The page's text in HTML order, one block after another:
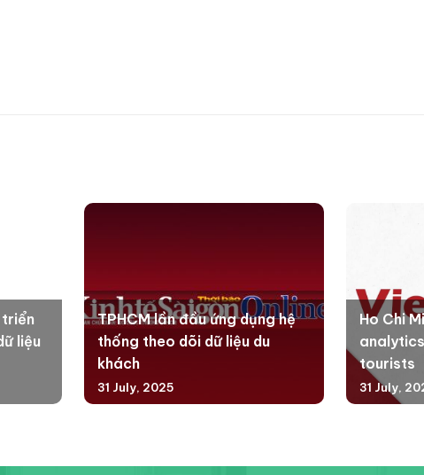
triển
liệu
TPHCM lần đầu ứng dụng hệ
thống theo dõi dữ liệu du
khách
31 July, 2025
Ho Chi
tourists
31 July,